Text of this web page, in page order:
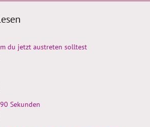
du jetzt austreten solltest
Sekunden